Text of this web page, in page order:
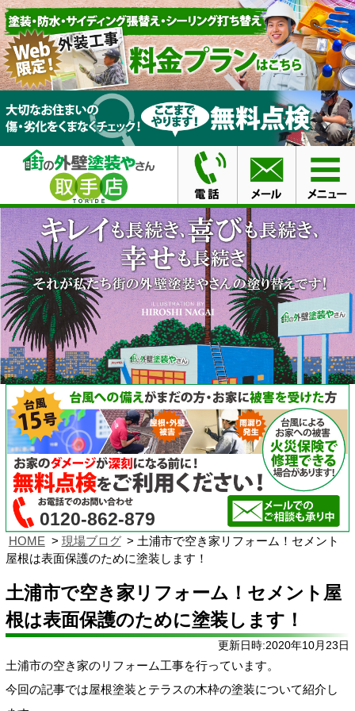
0120-862-879
HOME 現場ブログ
土浦市で空き家リフォーム！セメント
屋根は表面保護のために塗装します！
土浦市で空き家リフォーム！セメント屋
根は表面保護のために塗装します！
更新日時:2020年10月23日
土浦市の空き家のリフォーム工事を行っています。
今回の記事では屋根塗装とテラスの木枠の塗装について紹介し